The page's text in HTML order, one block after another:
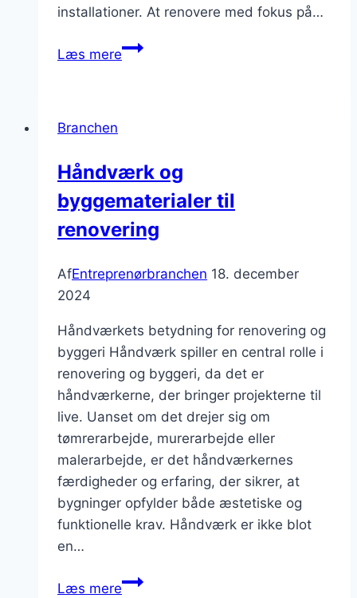
installationer. At renovere med fokus på…
Læs mereBoligrenovering
Branchen
Håndværk og
byggematerialer til
renovering
AfEntreprenørbranchen 18. december
2024
Håndværkets betydning for renovering og
byggeri Håndværk spiller en central rolle i
renovering og byggeri, da det er
håndværkerne, der bringer projekterne til
live. Uanset om det drejer sig om
tømrerarbejde, murerarbejde eller
malerarbejde, er det håndværkernes
færdigheder og erfaring, der sikrer, at
bygninger opfylder både æstetiske og
funktionelle krav. Håndværk er ikke blot
en…
Læs mereHåndværk